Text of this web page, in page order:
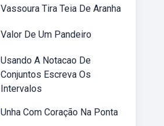
Vassoura Tira Teia De Aranha
Valor De Um Pandeiro
Usando A Notacao De
Conjuntos Escreva Os
Intervalos
Unha Com Coração Na Ponta